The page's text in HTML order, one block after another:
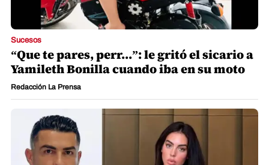
Sucesos
“Que te pares, perr...”: le gritó el sicario a
Yamileth Bonilla cuando iba en su moto
Redacción La Prensa